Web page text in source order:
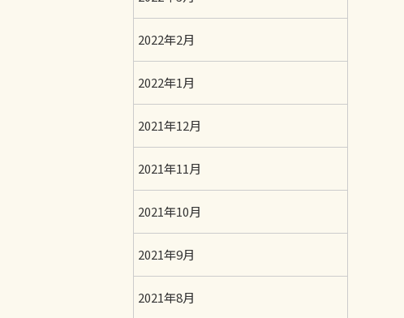
2022年2月
2022年1月
2021年12月
2021年11月
2021年10月
2021年9月
2021年8月